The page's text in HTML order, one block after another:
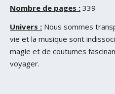
Nombre de pages : 339
Univers : Nous sommes
vie et la musique sont
magie et de coutumes
voyager.